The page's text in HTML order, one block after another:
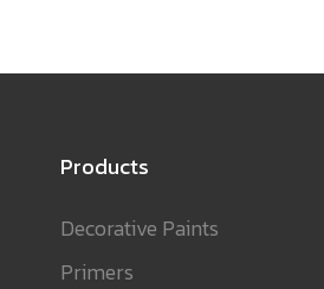
Products
Decorative Paints
Primers